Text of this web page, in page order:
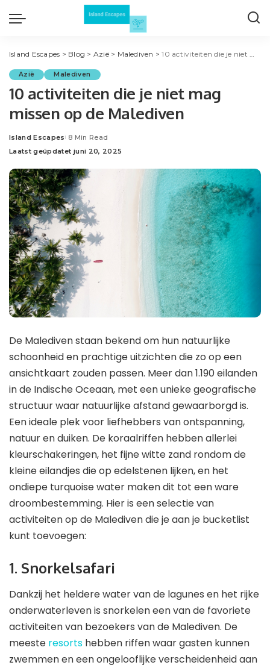
Island Escapes > Blog > Azië> Malediven >10 activiteiten die je niet mag missen op de Malediven
Azië Malediven
10 activiteiten die je niet mag
missen op de Malediven
Posted
by
Island Escapes 8 Min Read
Laatst geüpdatet juni 20, 2025
De Malediven staan ​​bekend om hun natuurlijke
schoonheid en prachtige uitzichten die zo op een
ansichtkaart zouden passen. Meer dan 1.190 eilanden
in de Indische Oceaan, met een unieke geografische
structuur waar natuurlijke afstand gewaarborgd is.
Een ideale plek voor liefhebbers van ontspanning,
natuur en duiken. De koraalriffen hebben allerlei
kleurschakeringen, het fijne witte zand rondom de
kleine eilandjes die op edelstenen lijken, en het
ondiepe turquoise water maken dit tot een ware
droombestemming. Hier is een selectie van
activiteiten op de Malediven die je aan je bucketlist
kunt toevoegen:
1. Snorkelsafari
Dankzij het heldere water van de lagunes en het rijke
onderwaterleven is snorkelen een van de favoriete
activiteiten van bezoekers van de Malediven. De
meeste resorts hebben riffen waar gasten kunnen
zwemmen en een ongelooflijke verscheidenheid aan